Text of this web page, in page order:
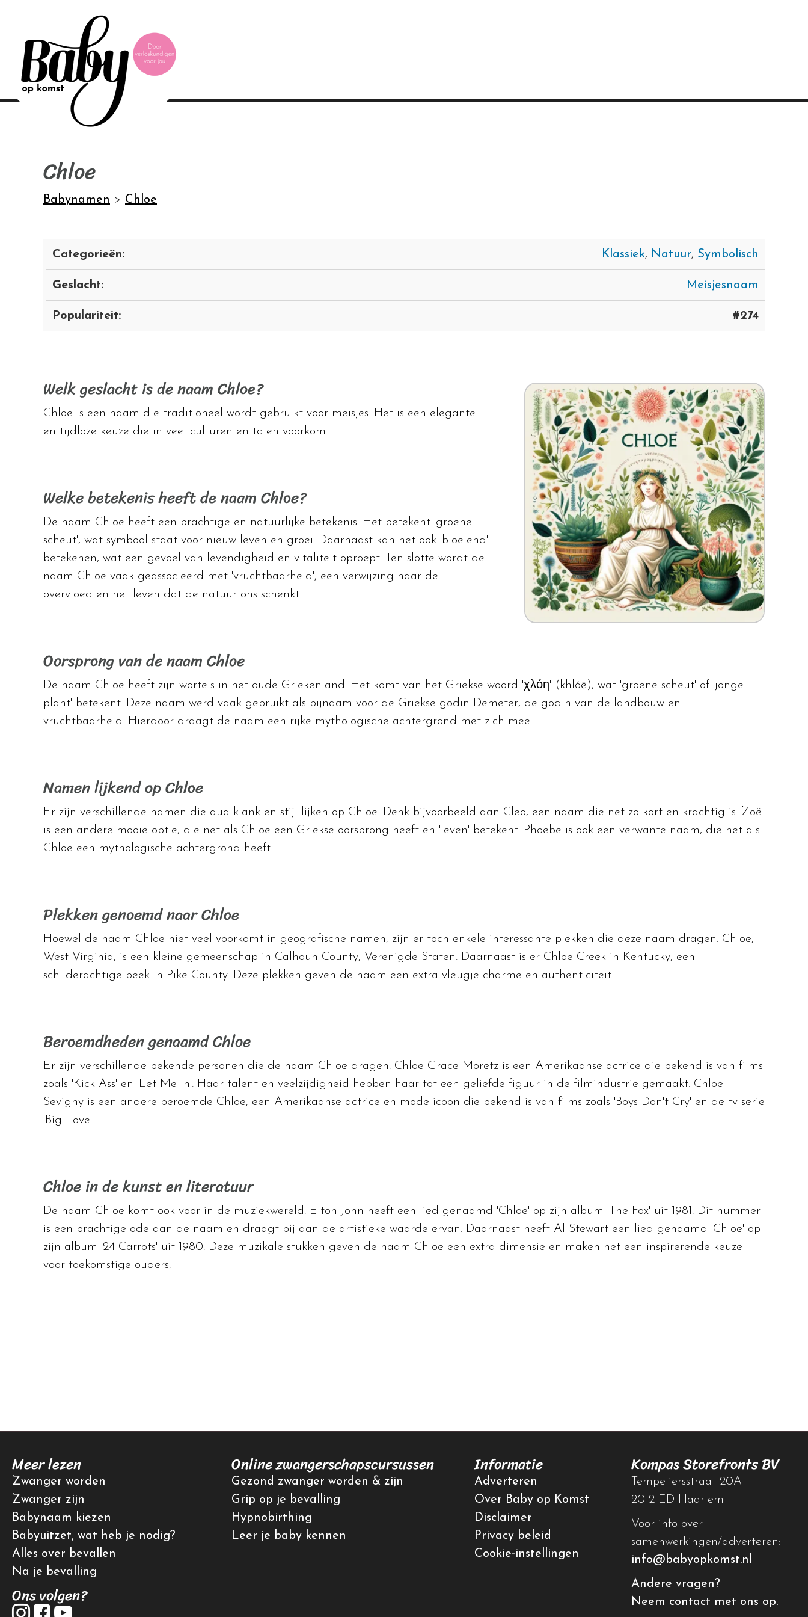
Chloe
Babynamen > Chloe
Categorieën: Klassiek, Natuur, Symbolisch
Geslacht: Meisjesnaam
Populariteit: #274
Welk geslacht is de naam Chloe?
Chloe is een naam die traditioneel wordt gebruikt voor meisjes. Het is een elegante
en tijdloze keuze die in veel culturen en talen voorkomt.
Welke betekenis heeft de naam Chloe?
De naam Chloe heeft een prachtige en natuurlijke betekenis. Het betekent 'groene
scheut', wat symbool staat voor nieuw leven en groei. Daarnaast kan het ook 'bloeiend'
betekenen, wat een gevoel van levendigheid en vitaliteit oproept. Ten slotte wordt de
naam Chloe vaak geassocieerd met 'vruchtbaarheid', een verwijzing naar de
overvloed en het leven dat de natuur ons schenkt.
Oorsprong van de naam Chloe
De naam Chloe heeft zijn wortels in het oude Griekenland. Het komt van het Griekse woord 'χλόη' (khlóē), wat 'groene scheut' of 'jonge
plant' betekent. Deze naam werd vaak gebruikt als bijnaam voor de Griekse godin Demeter, de godin van de landbouw en
vruchtbaarheid. Hierdoor draagt de naam een rijke mythologische achtergrond met zich mee.
Namen lijkend op Chloe
Er zijn verschillende namen die qua klank en stijl lijken op Chloe. Denk bijvoorbeeld aan Cleo, een naam die net zo kort en krachtig is. Zoë
is een andere mooie optie, die net als Chloe een Griekse oorsprong heeft en 'leven' betekent. Phoebe is ook een verwante naam, die net als
Chloe een mythologische achtergrond heeft.
Plekken genoemd naar Chloe
Hoewel de naam Chloe niet veel voorkomt in geografische namen, zijn er toch enkele interessante plekken die deze naam dragen. Chloe,
West Virginia, is een kleine gemeenschap in Calhoun County, Verenigde Staten. Daarnaast is er Chloe Creek in Kentucky, een
schilderachtige beek in Pike County. Deze plekken geven de naam een extra vleugje charme en authenticiteit.
Beroemdheden genaamd Chloe
Er zijn verschillende bekende personen die de naam Chloe dragen. Chloe Grace Moretz is een Amerikaanse actrice die bekend is van films
zoals 'Kick-Ass' en 'Let Me In'. Haar talent en veelzijdigheid hebben haar tot een geliefde figuur in de filmindustrie gemaakt. Chloe
Sevigny is een andere beroemde Chloe, een Amerikaanse actrice en mode-icoon die bekend is van films zoals 'Boys Don't Cry' en de tv-serie
'Big Love'.
Chloe in de kunst en literatuur
De naam Chloe komt ook voor in de muziekwereld. Elton John heeft een lied genaamd 'Chloe' op zijn album 'The Fox' uit 1981. Dit nummer
is een prachtige ode aan de naam en draagt bij aan de artistieke waarde ervan. Daarnaast heeft Al Stewart een lied genaamd 'Chloe' op
zijn album '24 Carrots' uit 1980. Deze muzikale stukken geven de naam Chloe een extra dimensie en maken het een inspirerende keuze
voor toekomstige ouders.
Meer lezen
Zwanger worden
Zwanger zijn
Babynaam kiezen
Babyuitzet, wat heb je nodig?
Alles over bevallen
Na je bevalling
Ons volgen?
Online zwangerschapscursussen
Gezond zwanger worden & zijn
Grip op je bevalling
Hypnobirthing
Leer je baby kennen
Informatie
Adverteren
Over Baby op Komst
Disclaimer
Privacy beleid
Cookie-instellingen
Kompas Storefronts BV
Tempeliersstraat 20A
2012 ED Haarlem
Voor info over
samenwerkingen/adverteren:
info@babyopkomst.nl
Andere vragen?
Neem contact met ons op.